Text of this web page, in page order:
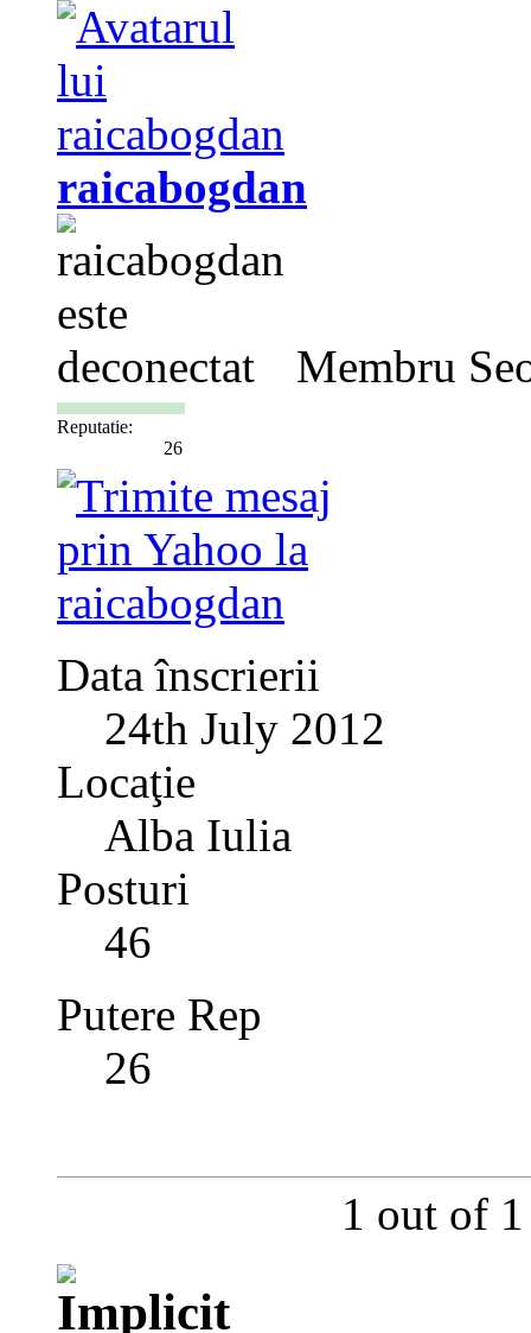
raicabogdan
Membru
Reputatie:
26
Data înscrierii
24th July 2012
Locaţie
Alba Iulia
Posturi
46
Putere Rep
26
1 out of